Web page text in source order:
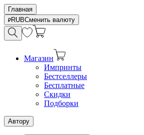
Главная
RUBСменить валюту
Магазин
Импринты
Бестселлеры
Бесплатные
Скидки
Подборки
Автору